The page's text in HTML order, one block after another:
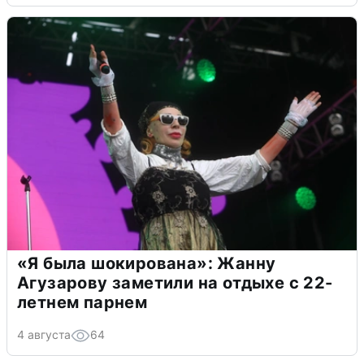
«Я была шокирована»: Жанну
Агузарову заметили на отдыхе с 22-
летнем парнем
4 августа 64